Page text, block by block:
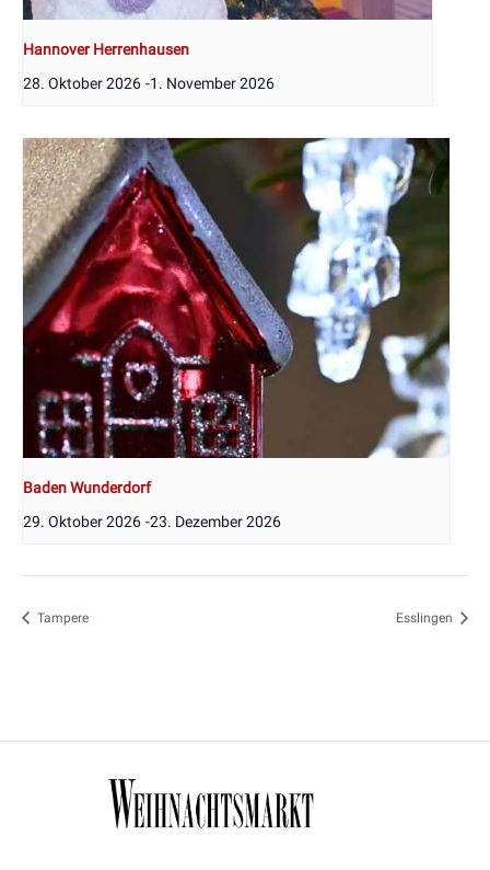
Hannover Herrenhausen
28. Oktober 2026 -1. November 2026
Baden Wunderdorf
29. Oktober 2026 -23. Dezember 2026
Tampere Esslingen